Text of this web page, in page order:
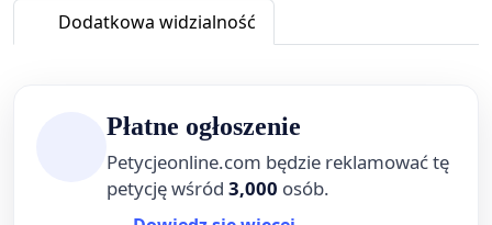
Dodatkowa widzialność
Płatne ogłoszenie
Petycjeonline.com będzie reklamować tę
petycję wśród 3,000 osób.